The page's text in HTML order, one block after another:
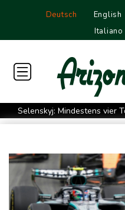
Deutsch English
Italiano
Selenskyj: Mindestens vier
Region Kiew
Elektrozeitalter
Skoda Kodiaq gegen VW
Leagues Cup: Müller mit